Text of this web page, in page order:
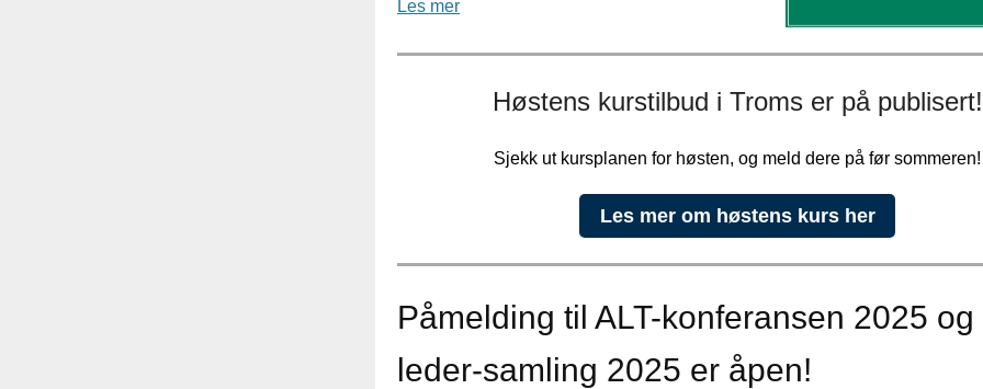
Les mer
Høstens kurstilbud i Troms er på publisert!
Sjekk ut kursplanen for høsten, og meld dere på før sommeren!
Les mer om høstens kurs her
Påmelding til ALT-konferansen 2025
leder-samling 2025 er åpen!